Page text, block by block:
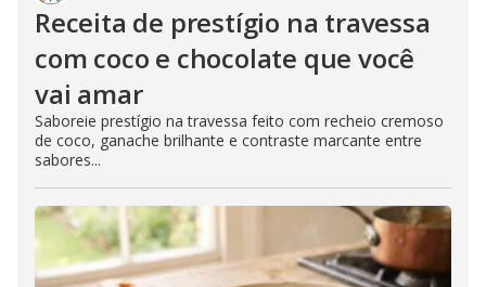
Receita de prestígio na travessa
com coco e chocolate que você
vai amar
Saboreie prestígio na travessa feito com recheio cremoso
de coco, ganache brilhante e contraste marcante entre
sabores...